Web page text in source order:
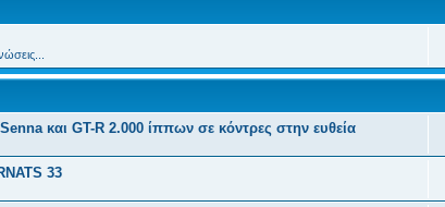
και GT-R 2.000 ίππων σε κόντρες στην ευθεία
33